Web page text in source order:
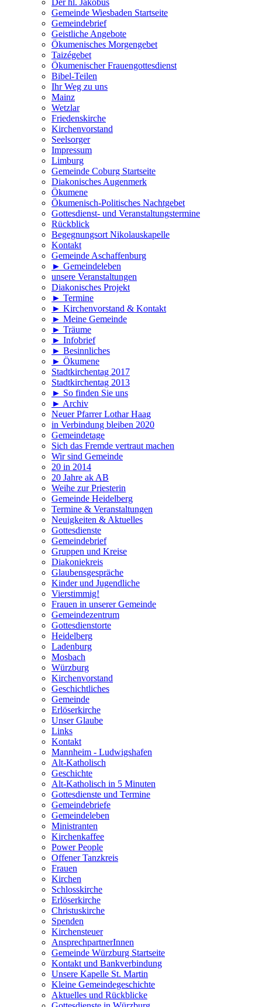
Gemeinde Wiesbaden Startseite
Gemeindebrief
Geistliche Angebote
Ökumenisches Morgengebet
Taizégebet
Ökumenischer Frauengottesdienst
Bibel-Teilen
Ihr Weg zu uns
Mainz
Wetzlar
Friedenskirche
Kirchenvorstand
Seelsorger
Impressum
Limburg
Gemeinde Coburg Startseite
Diakonisches Augenmerk
Ökumene
Ökumenisch-Politisches Nachtgebet
Gottesdienst- und Veranstaltungstermine
Rückblick
Begegnungsort Nikolauskapelle
Kontakt
Gemeinde Aschaffenburg
► Gemeindeleben
unsere Veranstaltungen
Diakonisches Projekt
► Termine
► Kirchenvorstand & Kontakt
► Meine Gemeinde
► Träume
► Infobrief
► Besinnliches
► Ökumene
Stadtkirchentag 2017
Stadtkirchentag 2013
► So finden Sie uns
► Archiv
Neuer Pfarrer Lothar Haag
in Verbindung bleiben 2020
Gemeindetage
Sich das Fremde vertraut machen
Wir sind Gemeinde
20 in 2014
20 Jahre ak AB
Weihe zur Priesterin
Gemeinde Heidelberg
Termine & Veranstaltungen
Neuigkeiten & Aktuelles
Gottesdienste
Gemeindebrief
Gruppen und Kreise
Diakoniekreis
Glaubensgespräche
Kinder und Jugendliche
Vierstimmig!
Frauen in unserer Gemeinde
Gemeindezentrum
Gottesdienstorte
Heidelberg
Ladenburg
Mosbach
Würzburg
Kirchenvorstand
Geschichtliches
Gemeinde
Erlöserkirche
Unser Glaube
Links
Kontakt
Mannheim - Ludwigshafen
Alt-Katholisch
Geschichte
Alt-Katholisch in 5 Minuten
Gottesdienste und Termine
Gemeindebriefe
Gemeindeleben
Ministranten
Kirchenkaffee
Power People
Offener Tanzkreis
Frauen
Kirchen
Schlosskirche
Erlöserkirche
Christuskirche
Spenden
Kirchensteuer
AnsprechpartnerInnen
Gemeinde Würzburg Startseite
Kontakt und Bankverbindung
Unsere Kapelle St. Martin
Kleine Gemeindegeschichte
Aktuelles und Rückblicke